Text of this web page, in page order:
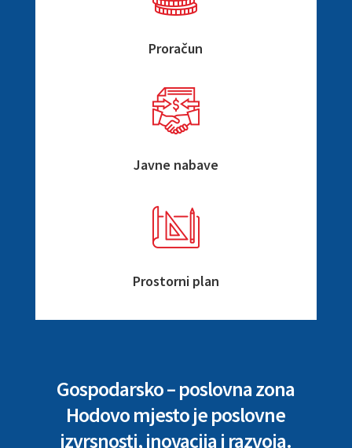
Proračun
Javne nabave
Prostorni plan
Gospodarsko – poslovna zona
Hodovo mjesto je poslovne
izvrsnosti, inovacija i razvoja.